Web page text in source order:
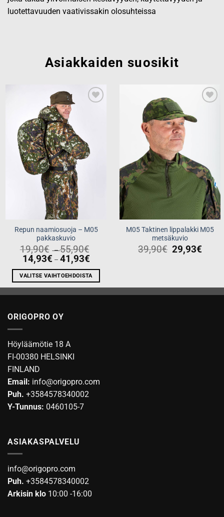
luotettavuuden vaativissakin olosuhteissa
Asiakkaiden suosikit
Repun naamiosuoja – M05
pakkaskuvio
19,90€ –55,90€
14,93€ – 41,93€Price
range:
14,93€
through
41,93€
VALITSE VAIHTOEHDOISTA
Tällä
tuotteella
useampi
Voit
valinnat
sivulla.
wishlist
M05 Taktinen lippalakki M05
metsäkuvio
39,90€ 29,93€
ORIGOPRO OY
Höyläämötie 18 A
FI-00380 HELSINKI
FINLAND
Email: info@origopro.com
Puh. +3584578340002
Y-Tunnus: 0460105-7
ASIAKASPALVELU
info@origopro.com
Puh. +3584578340002
Arkisin klo 10:00 -16:00